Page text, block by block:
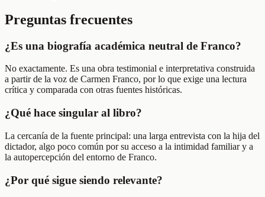
Preguntas frecuentes
¿Es una biografía académica neutral de Franco?
No exactamente. Es una obra testimonial e interpretativa construida
a partir de la voz de Carmen Franco, por lo que exige una lectura
crítica y comparada con otras fuentes históricas.
¿Qué hace singular al libro?
La cercanía de la fuente principal: una larga entrevista con la hija del
dictador, algo poco común por su acceso a la intimidad familiar y a
la autopercepción del entorno de Franco.
¿Por qué sigue siendo relevante?